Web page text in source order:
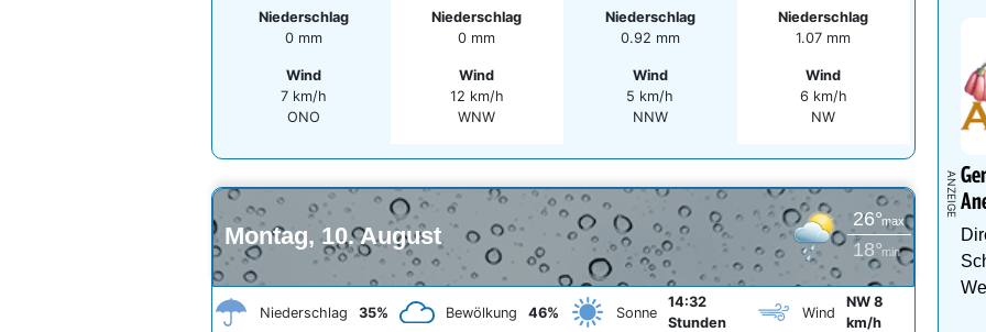
Niederschlag
0 mm
Wind
7 km/h
ONO
Niederschlag
0 mm
Wind
12 km/h
WNW
Niederschlag
0.92 mm
Wind
5 km/h
NNW
Niederschlag
1.07 mm
Wind
6 km/h
NW
Montag, 10. August
26°max
18°min
Niederschlag 35% Bewölkung 46% Sonne
14:32
Stunden
Wind
NW 8
km/h